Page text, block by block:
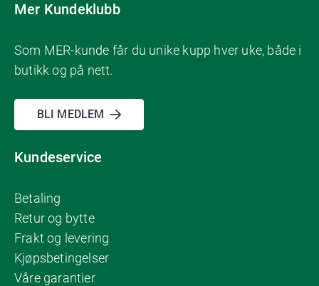
Mer Kundeklubb
Som MER-kunde får du unike kupp hver uke, både i
butikk og på nett.
BLI MEDLEM
Kundeservice
Betaling
Retur og bytte
Frakt og levering
Kjøpsbetingelser
Våre garantier